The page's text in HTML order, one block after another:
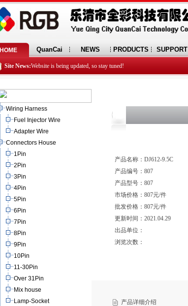
HOME QuanCai NEWS PRODUCTS SUPPORT
Site News:Website is being updated, so stay tuned!
Wiring Harness
Fuel Injector Wire
Adapter Wire
Connectors House
1Pin
2Pin
3Pin
4Pin
5Pin
6Pin
7Pin
8Pin
9Pin
10Pin
11-30Pin
Over 31Pin
Mix house
Lamp-Socket
产品名称：DJ612-9.5C
产品编号：807
产品型号：807
市场价格：807元/件
批发价格：807元/件
更新时间：2021.04.29
出品单位：
浏览次数：
产品详细介绍